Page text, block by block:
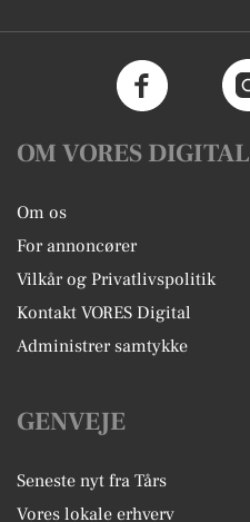
OM VORES DIGITAL
Om os
For annoncører
Vilkår og Privatlivspolitik
Kontakt VORES Digital
Administrer samtykke
GENVEJE
Seneste nyt fra Tårs
Vores lokale erhverv